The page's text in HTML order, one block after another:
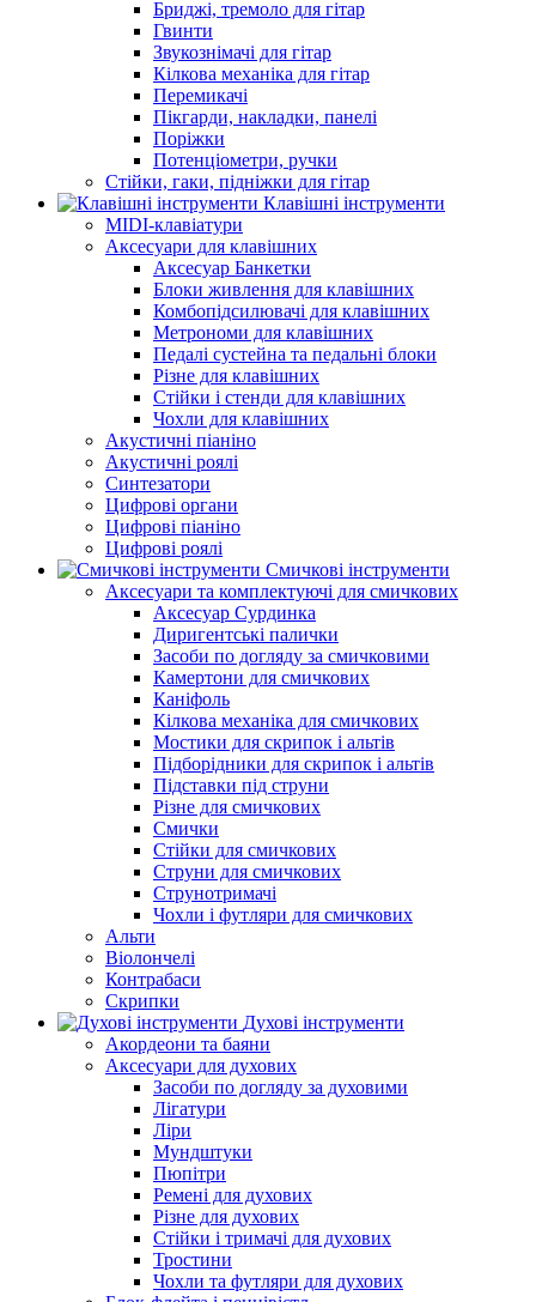
Бриджі, тремоло для гітар
Гвинти
Звукознімачі для гітар
Кілкова механіка для гітар
Перемикачі
Пікгарди, накладки, панелі
Поріжки
Потенціометри, ручки
Стійки, гаки, підніжки для гітар
Клавішні інструменти
MIDI-клавіатури
Аксесуари для клавішних
Аксесуар Банкетки
Блоки живлення для клавішних
Комбопідсилювачі для клавішних
Метрономи для клавішних
Педалі сустейна та педальні блоки
Різне для клавішних
Стійки і стенди для клавішних
Чохли для клавішних
Акустичні піаніно
Акустичні роялі
Синтезатори
Цифрові органи
Цифрові піаніно
Цифрові роялі
Смичкові інструменти
Аксесуари та комплектуючі для смичкових
Аксесуар Сурдинка
Диригентські палички
Засоби по догляду за смичковими
Камертони для смичкових
Каніфоль
Кілкова механіка для смичкових
Мостики для скрипок і альтів
Підборiдники для скрипок і альтів
Підставки під струни
Різне для смичкових
Смички
Стійки для смичкових
Струни для смичкових
Струнотримачі
Чохли і футляри для смичкових
Альти
Віолончелі
Контрабаси
Скрипки
Духові інструменти
Акордеони та баяни
Аксесуари для духових
Засоби по догляду за духовими
Лігатури
Ліри
Мундштуки
Пюпітри
Ремені для духових
Різне для духових
Стійки і тримачі для духових
Тростини
Чохли та футляри для духових